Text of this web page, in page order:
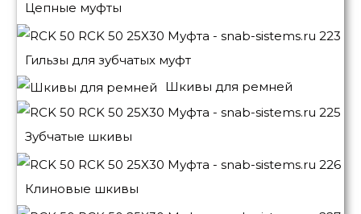
Цепные муфты
Гильзы для зубчатых муфт
Шкивы для ремней
Зубчатые шкивы
Клиновые шкивы